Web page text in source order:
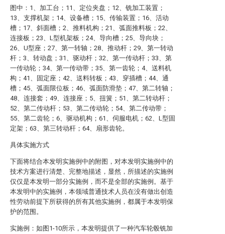
图中：1、加工台；11、定位夹盘；12、铣加工装置；
13、支撑机架；14、设备槽；15、传输装置；16、活动
槽；17、斜面槽；2、推料机构；21、弧面推料板；22、
连接板；23、L型机架板；24、导向槽；25、导向块；
26、U型座；27、第一转轴；28、推动杆；29、第一转动
杆；3、转动盘；31、驱动杆；32、第一传动杆；33、第
一传动轮；34、第一传动带；35、第一齿轮；4、送料机
构；41、固定座；42、送料转板；43、穿插槽；44、通
槽；45、弧面限位板；46、弧面防滑垫；47、第二转轴；
48、连接套；49、连接座；5、扭簧；51、第二转动杆；
52、第二传动杆；53、第二传动轮；54、第二传动带；
55、第二齿轮；6、驱动机构；61、伺服电机；62、L型固
定架；63、第三转动杆；64、扇形齿轮。
具体实施方式
下面将结合本发明实施例中的附图，对本发明实施例中的
技术方案进行清楚、完整地描述，显然，所描述的实施例
仅仅是本发明一部分实施例，而不是全部的实施例。基于
本发明中的实施例，本领域普通技术人员在没有做出创造
性劳动前提下所获得的所有其他实施例，都属于本发明保
护的范围。
实施例：如图1-10所示，本发明提供了一种汽车轮毂铣加